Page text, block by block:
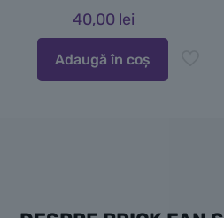
40,00 lei
Adaugă în coș